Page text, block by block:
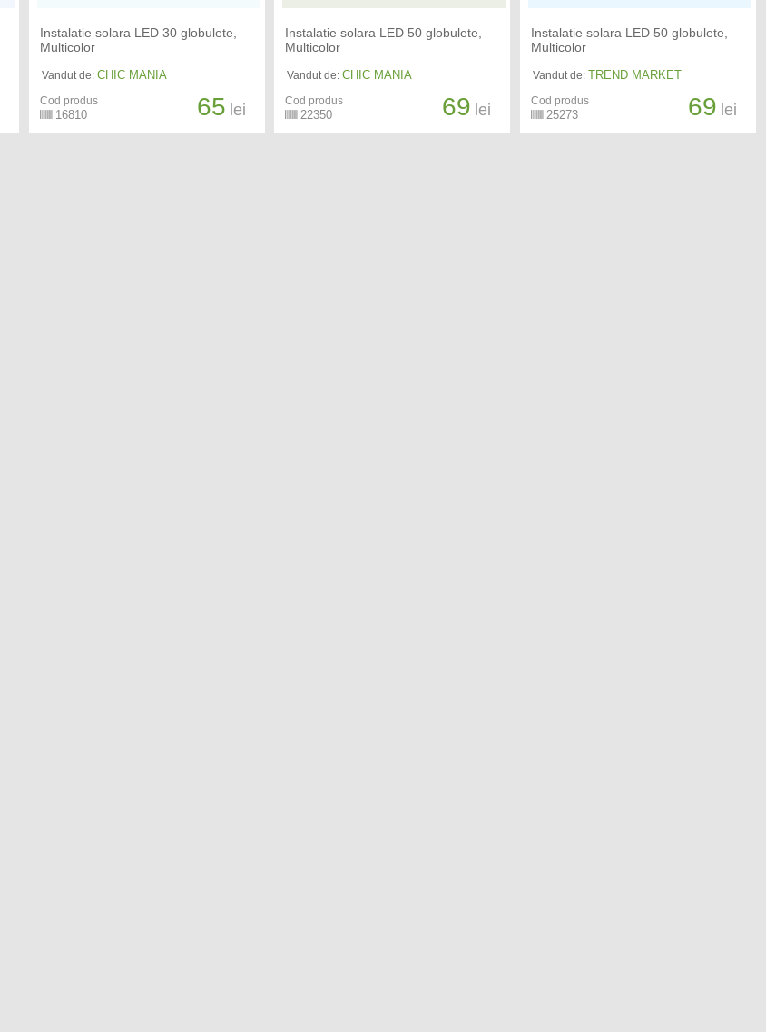
Instalatie solara LED 30 globulete,
Multicolor
Vandut de: CHIC MANIA
Cod produs
16810 65 lei
Instalatie solara LED 50 globulete,
Multicolor
Vandut de: CHIC MANIA
Cod produs
22350 69 lei
Instalatie solara LED 50 globulete,
Multicolor
Vandut de: TREND MARKET
Cod produs
25273 69 lei